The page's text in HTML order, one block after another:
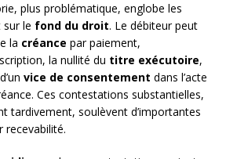
plus problématique, englobe les
le fond du droit. Le débiteur peut
la créance par paiement,
la nullité du titre exécutoire,
vice de consentement dans l’acte
Ces contestations substantielles,
tardivement, soulèvent d’importantes
recevabilité.